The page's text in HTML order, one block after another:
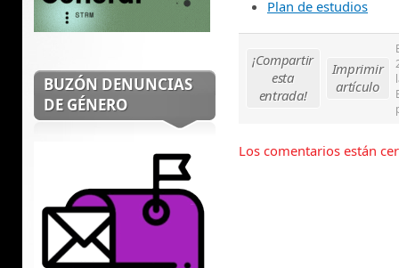
Plan de estudios
¡Compartir
esta
entrada!
Imprimir
artículo
Los comentarios están
BUZÓN DENUNCIAS
DE GÉNERO